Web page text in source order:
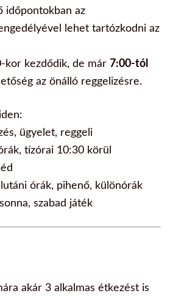
időpontokban az
lehet tartózkodni az
kor kezdődik, de már 7:00-tól
az önálló reggelizésre.
ügyelet, reggeli
tízórai 10:30 körül
órák, pihenő, különórák
szabad játék
akár 3 alkalmas étkezést is